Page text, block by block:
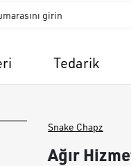
Tedarik
Snake Chapz
Ağır